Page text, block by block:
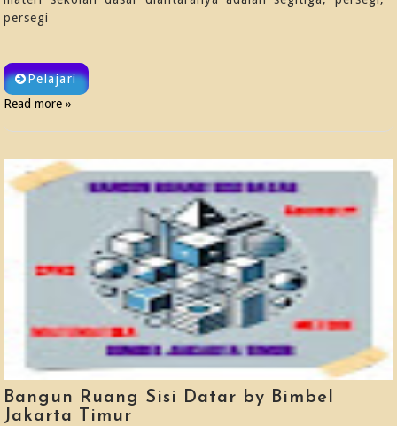
persegi
Pelajari
Read more »
Bangun Ruang Sisi Datar by Bimbel
Jakarta Timur